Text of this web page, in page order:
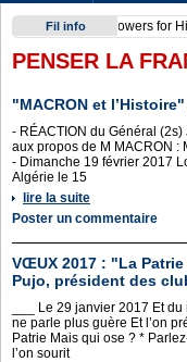
Fil info Conte e
PENSER LA
"MACRON et
- RÉACTION du Général (2s)
aux propos de M MACRON :
- Dimanche 19 février 2017
Algérie le 15
lire la suite
Poster un commentaire
VŒUX 2017 : "La
Pujo, président des
___ Le 29 janvier 2017 Et
ne parle plus guère Et l’on
Patrie Mais qui ose ? *
l’on sourit